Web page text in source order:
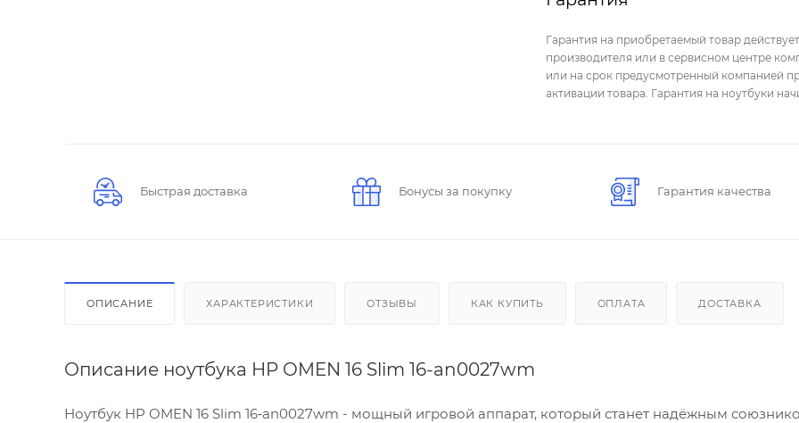
Гарантия на приобретаемый товар
производителя или в сервисном центре
или на срок предусмотренный компанией
активации товара. Гарантия на ноутбуки
Быстрая доставка Бонусы за покупку Гарантия качества
ОПИСАНИЕ ХАРАКТЕРИСТИКИ ОТЗЫВЫ КАК КУПИТЬ ОПЛАТА ДОСТАВКА
Описание ноутбука HP OMEN 16 Slim 16-an0027wm
Ноутбук HP OMEN 16 Slim 16‑an0027wm - мощный игровой аппарат, который станет надёжным